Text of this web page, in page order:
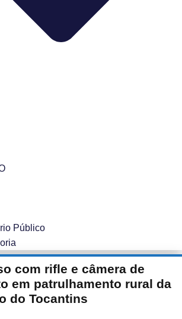
Público
com rifle e câmera de
em patrulhamento rural da
do Tocantins